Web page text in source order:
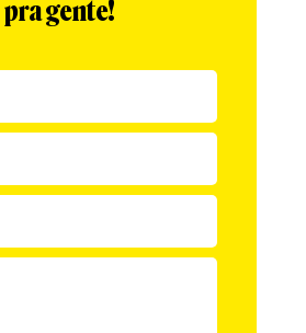
pra gente!